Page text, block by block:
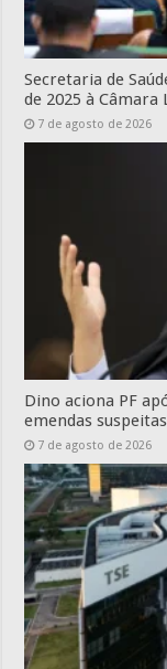
Secretaria de
de 2025 à Câmara
7 de agosto de 2026
Dino aciona PF
emendas suspeitas
7 de agosto de 2026